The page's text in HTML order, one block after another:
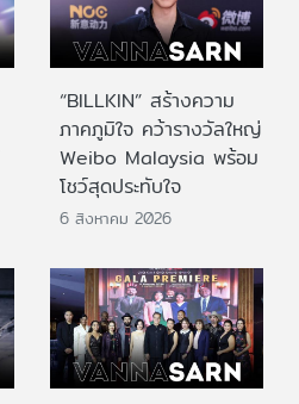
“BILLKIN” สร้างความ
ภาคภูมิใจ คว้ารางวัลใหญ่
Weibo Malaysia พร้อม
โชว์สุดประทับใจ
6 สิงหาคม 2026